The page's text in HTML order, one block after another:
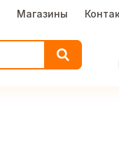
Магазины